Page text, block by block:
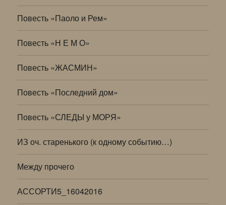
Повесть «Паоло и Рем»
Повесть «Н Е М О»
Повесть «ЖАСМИН»
Повесть «Последний дом»
Повесть «СЛЕДЫ у МОРЯ»
ИЗ оч. старенького (к одному событию…)
Между прочего
АССОРТИ5_16042016